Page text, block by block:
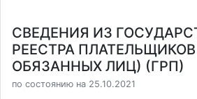
СВЕДЕНИЯ ИЗ
РЕЕСТРА
ОБЯЗАННЫХ ЛИЦ) (ГРП)
по состоянию на 25.10.2021